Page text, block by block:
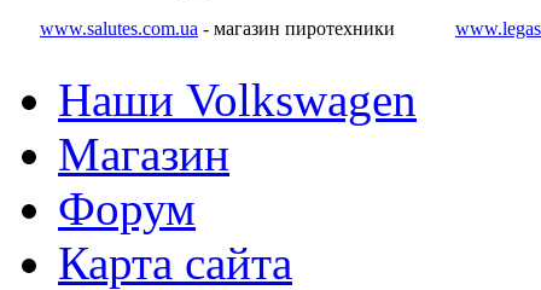
www.salutes.com.ua - магазин пиротехники
Наши Volkswagen
Магазин
Форум
Карта сайта